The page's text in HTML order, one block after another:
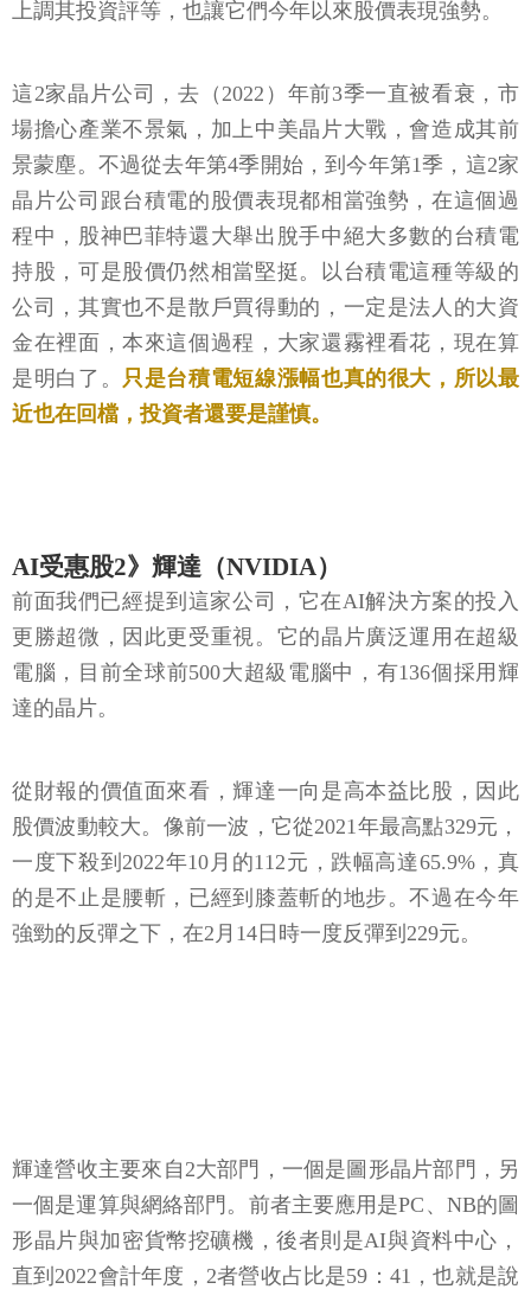
上調其投資評等，也讓它們今年以來股價表現強勢。
這2家晶片公司，去（2022）年前3季一直被看衰，市
場擔心產業不景氣，加上中美晶片大戰，會造成其前
景蒙塵。不過從去年第4季開始，到今年第1季，這2家
晶片公司跟台積電的股價表現都相當強勢，在這個過
程中，股神巴菲特還大舉出脫手中絕大多數的台積電
持股，可是股價仍然相當堅挺。以台積電這種等級的
公司，其實也不是散戶買得動的，一定是法人的大資
金在裡面，本來這個過程，大家還霧裡看花，現在算
是明白了。 只是台積電短線漲幅也真的很大，所以最
近也在回檔，投資者還要是謹慎。
AI受惠股2》輝達（NVIDIA）
前面我們已經提到這家公司，它在AI解決方案的投入
更勝超微，因此更受重視。它的晶片廣泛運用在超級
電腦，目前全球前500大超級電腦中，有136個採用輝
達的晶片。
從財報的價值面來看，輝達一向是高本益比股，因此
股價波動較大。像前一波，它從2021年最高點329元，
一度下殺到2022年10月的112元，跌幅高達65.9%，真
的是不止是腰斬，已經到膝蓋斬的地步。不過在今年
強勁的反彈之下，在2月14日時一度反彈到229元。
輝達營收主要來自2大部門，一個是圖形晶片部門，另
一個是運算與網絡部門。前者主要應用是PC、NB的圖
形晶片與加密貨幣挖礦機，後者則是AI與資料中心，
直到2022會計年度，2者營收占比是59：41，也就是說